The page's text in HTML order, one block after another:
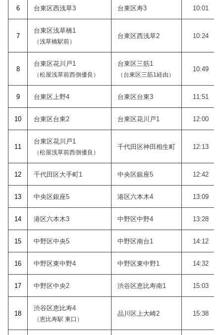
6 台東区西浅草3 台東区寿3 10:01
7
台東区浅草橋1
（浅草橋駅前）
台東区西浅草2 10:24
8
台東区花川戸1
（松屋浅草前西側優良）
台東区三筋1
（台東区三筋1経由）
10:49
9 台東区上野4 台東区台東3 11:51
10 台東区台東2 台東区花川戸1 12:00
11
台東区花川戸1
（松屋浅草前西側優良）
千代田区神田相生町 12:13
12 千代田区大手町1 中央区銀座5 12:42
13 中央区銀座5 港区六本木4 13:09
14 港区六本木3 中野区中野4 13:28
15 中野区中央5 中野区南台1 14:12
16 中野区東中野4 中野区東中野1 14:32
17 中野区中央2 渋谷区恵比寿南1 15:03
18
渋谷区恵比寿4
（恵比寿駅 東口）
品川区上大崎2 15:38